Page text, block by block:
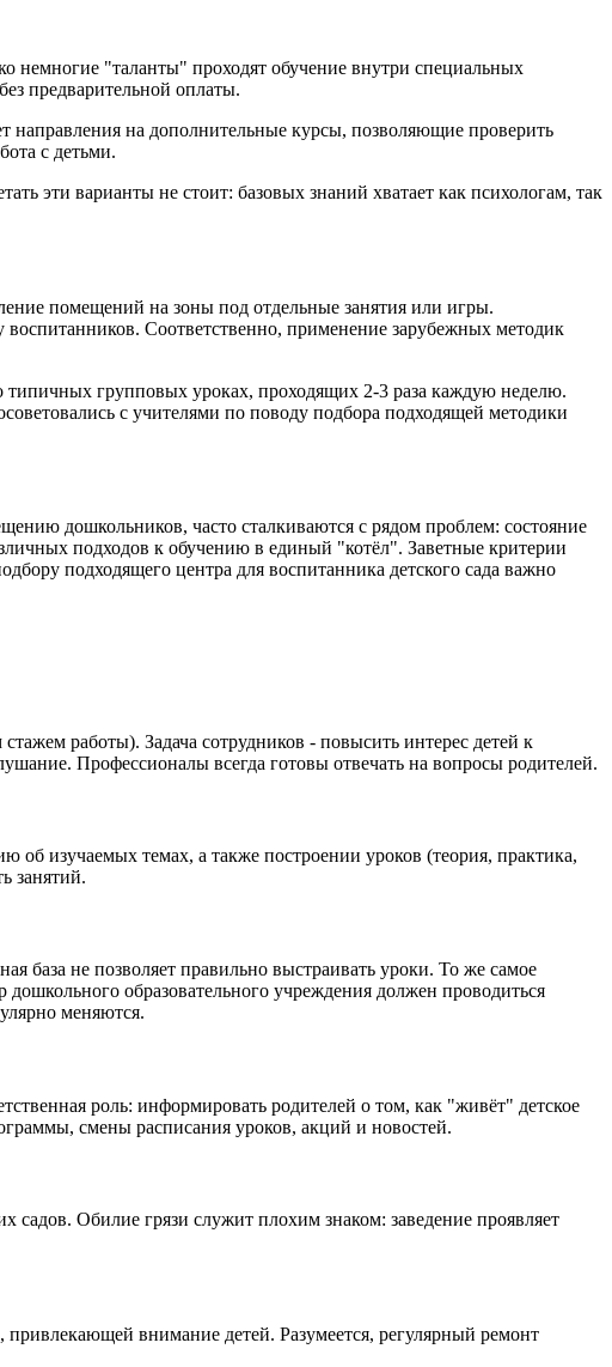
немногие "таланты" проходят обучение внутри специальных
предварительной оплаты.
на дополнительные курсы, позволяющие проверить
с детьми.
эти варианты не стоит: базовых знаний хватает как психологам, так
помещений на зоны под отдельные занятия или игры.
Соответственно, применение зарубежных методик
типичных групповых уроках, проходящих 2-3 раза каждую неделю.
с учителями по поводу подбора подходящей методики
дошкольников, часто сталкиваются с рядом проблем: состояние
подходов к обучению в единый "котёл". Заветные критерии
подходящего центра для воспитанника детского сада важно
работы). Задача сотрудников - повысить интерес детей к
Профессионалы всегда готовы отвечать на вопросы родителей.
изучаемых темах, а также построении уроков (теория, практика,
занятий.
база не позволяет правильно выстраивать уроки. То же самое
образовательного учреждения должен проводиться
меняются.
роль: информировать родителей о том, как "живёт" детское
смены расписания уроков, акций и новостей.
садов. Обилие грязи служит плохим знаком: заведение проявляет
привлекающей внимание детей. Разумеется, регулярный ремонт